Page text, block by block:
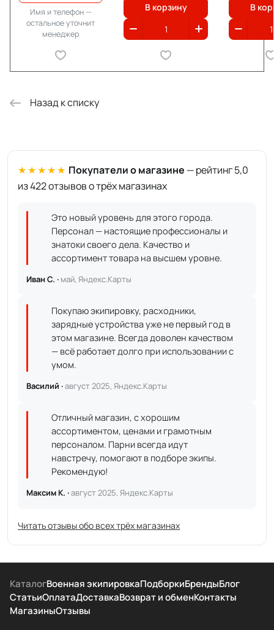
Имя и телефон —
остальное уточнит
менеджер
В корзину В
Назад к списку
★★★★★ Покупатели о магазине — рейтинг 5,0
из 422 отзывов о трёх магазинах
Это новый уровень для этого города.
Персонал — настоящие профессионалы и
знатоки своего дела. Качество и
ассортимент товара на высшем уровне.
Иван С. · май, Яндекс.Карты
Покупаю экипировку, расходники,
зарядные устройства уже не первый год в
этом магазине. Всегда доволен качеством
— всё работает долго при использовании с
умом.
Василий ·август 2025, Яндекс.Карты
Отличный магазин, с хорошим
ассортиментом, ценами и грамотным
персоналом. Парни всегда идут
навстречу, помогают в подборе экипы.
Рекомендую!
Максим К. ·август 2025, Яндекс.Карты
Читать отзывы обо всех трёх магазинах
КаталогВоенная экипировкаПодборкиБрендыБлог
СтатьиОплатаДоставкаВозврат и обменКонтакты
МагазиныОтзывы